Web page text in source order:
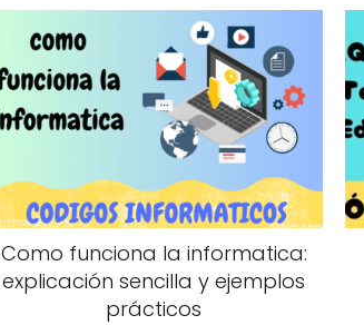
Como funciona la informatica:
explicación sencilla y ejemplos
prácticos